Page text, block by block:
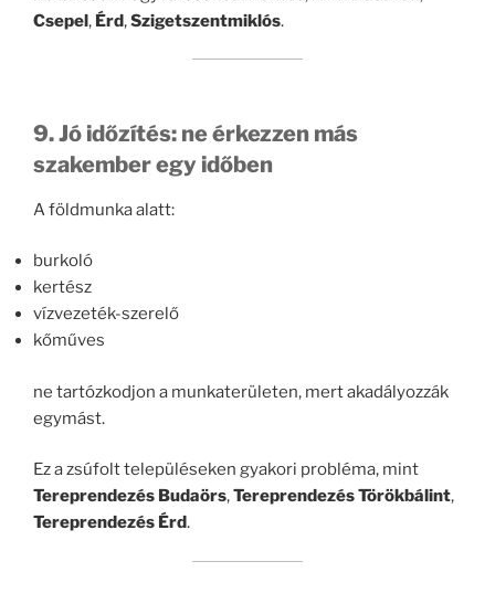
Csepel, Érd,Szigetszentmiklós.
9. Jó időzítés: ne érkezzen más
szakember egy időben
A földmunka alatt:
burkoló
kertész
vízvezeték-szerelő
kőműves
ne tartózkodjon a munkaterületen, mert akadályozzák
egymást.
Ez a zsúfolt településeken gyakori probléma, mint
Tereprendezés Budaörs,Tereprendezés Törökbálint,
Tereprendezés Érd.